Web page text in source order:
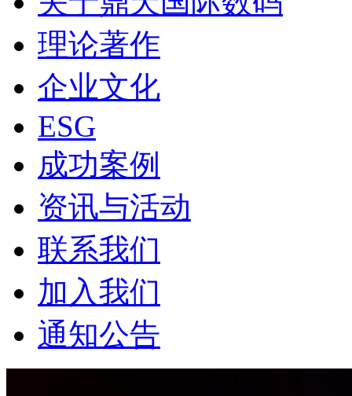
理论著作
企业文化
ESG
成功案例
资讯与活动
联系我们
加入我们
通知公告